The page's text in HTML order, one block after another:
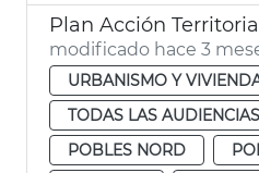
modificado hace 3
URBANISMO Y
TODAS LAS AUDIENCIAS
POBLES NORD